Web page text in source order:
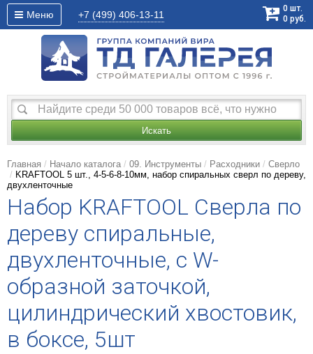
Меню +7 (499) 406-13-11
0 шт.
0 руб.
Искать
Главная Начало каталога 09. Инструменты Расходники
Сверло
KRAFTOOL 5 шт., 4-5-6-8-10мм, набор спиральных сверл по дереву,
двухленточные
Набор KRAFTOOL Сверла по
дереву спиральные,
двухленточные, с W-
образной заточкой,
цилиндрический хвостовик,
в боксе, 5шт